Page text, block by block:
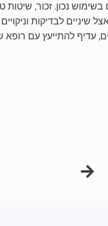
בשימוש נכון. זכור,
אצל שיניים לבדיקות
עדיף להתייעץ עם